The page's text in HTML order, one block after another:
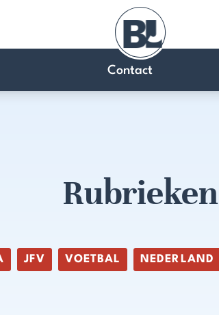
Contact
Rubrieken
JFV VOETBAL NEDERLAND